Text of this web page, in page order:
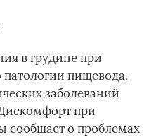
в грудине при
пищевода,
заболеваний
при
сообщает о проблемах